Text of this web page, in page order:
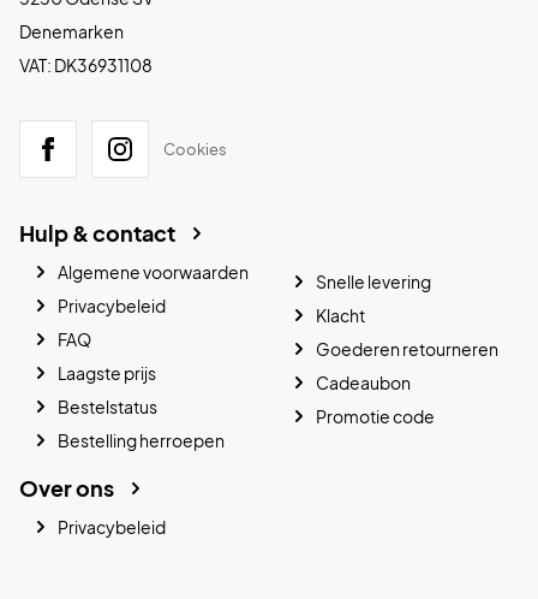
Denemarken
VAT: DK36931108
Cookies
Hulp & contact
Algemene voorwaarden
Privacybeleid
FAQ
Laagste prijs
Bestelstatus
Bestelling herroepen
Snelle levering
Klacht
Goederen retourneren
Cadeaubon
Promotie code
Over ons
Privacybeleid